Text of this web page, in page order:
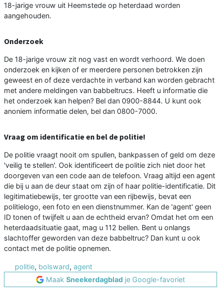
18-jarige vrouw uit Heemstede op heterdaad worden
aangehouden.
Onderzoek
De 18-jarige vrouw zit nog vast en wordt verhoord. We doen
onderzoek en kijken of er meerdere personen betrokken zijn
geweest en of deze verdachte in verband kan worden gebracht
met andere meldingen van babbeltrucs. Heeft u informatie die
het onderzoek kan helpen? Bel dan 0900-8844. U kunt ook
anoniem informatie delen, bel dan 0800-7000.
Vraag om identificatie en bel de politie!
De politie vraagt nooit om spullen, bankpassen of geld om deze
'veilig te stellen'. Ook identificeert de politie zich niet door het
doorgeven van een code aan de telefoon. Vraag altijd een agent
die bij u aan de deur staat om zijn of haar politie-identificatie. Dit
legitimatiebewijs, ter grootte van een rijbewijs, bevat een
politielogo, een foto en een dienstnummer. Kan de 'agent' geen
ID tonen of twijfelt u aan de echtheid ervan? Omdat het om een
heterdaadsituatie gaat, mag u 112 bellen. Bent u onlangs
slachtoffer geworden van deze babbeltruc? Dan kunt u ook
contact met de politie opnemen.
politie, bolsward, agent
Maak Sneekerdagblad je Google-favoriet